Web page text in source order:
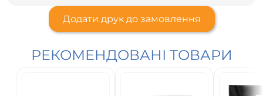
Додати друк до замовлення
РЕКОМЕНДОВАНІ ТОВАРИ